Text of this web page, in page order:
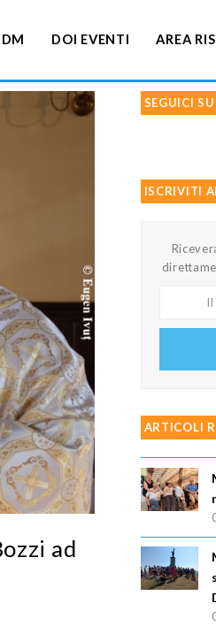
DOI EVENTI AREA
ad
SEGUICI
ISCRIVITI
ARTICOLI